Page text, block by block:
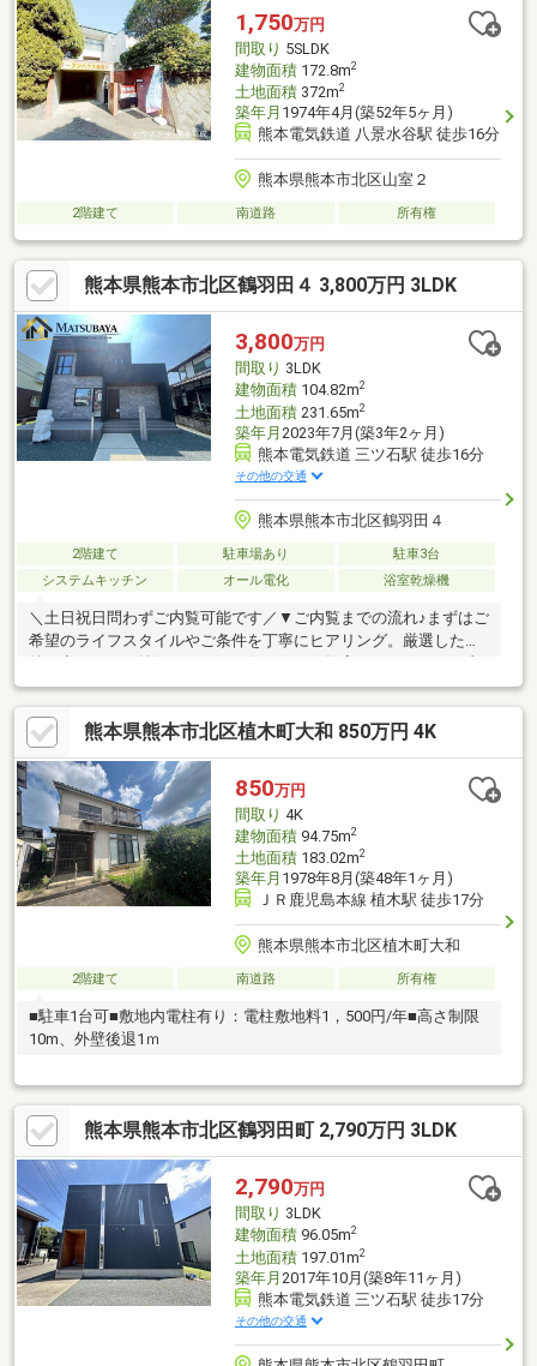
や住宅ローン控除のご案内やご相談もお任せ！▼お引渡し後のア
フターサポートお引渡し後のメンテナンス（リフォーム）、将来
的な売却・賃貸等の運用サポート！
1,750万円
間取り 5SLDK
建物面積172.8m2
土地面積372m2
築年月 1974年4月(築52年5ヶ月)
熊本電気鉄道 八景水谷駅 徒歩16分
熊本県熊本市北区山室２
2階建て 南道路 所有権
熊本県熊本市北区鶴羽田４ 3,800万円 3LDK
3,800万円
間取り 3LDK
建物面積104.82m2
土地面積231.65m2
築年月 2023年7月(築3年2ヶ月)
熊本電気鉄道 三ツ石駅 徒歩16分
その他の交通
熊本県熊本市北区鶴羽田４
2階建て 駐車場あり
駐車3台
システムキッチン
オール電化 浴室乾燥機
＼土日祝日問わずご内覧可能です／▼ご内覧までの流れ♪まずはご
希望のライフスタイルやご条件を丁寧にヒアリング。厳選した物
覧のスケジュールも、お客様のご都合に合わせて柔軟に調整いた
します。▼資金計画・住宅ローンもワンストップでサポート♪「年
収・資産に応じた最適な借入額を知りたい」「転職後でもローン
は組めるか」などのお悩みに経験豊富な担当者が丁寧にご対応。
安心して次のステージへ進めるよう、的確なアドバイスを行いま
す。自社HPでは、公開以外の物件もご紹介しております。TEL：
096-206-1230
熊本県熊本市北区植木町大和 850万円 4K
850万円
間取り 4K
建物面積94.75m2
土地面積183.02m2
築年月 1978年8月(築48年1ヶ月)
ＪＲ鹿児島本線 植木駅 徒歩17分
熊本県熊本市北区植木町大和
2階建て 南道路 所有権
■駐車1台可■敷地内電柱有り：電柱敷地料1，500円/年■高さ制限
10m、外壁後退1ｍ
熊本県熊本市北区鶴羽田町 2,790万円 3LDK
2,790万円
間取り 3LDK
建物面積96.05m2
土地面積197.01m2
築年月 2017年10月(築8年11ヶ月)
熊本電気鉄道 三ツ石駅 徒歩17分
その他の交通